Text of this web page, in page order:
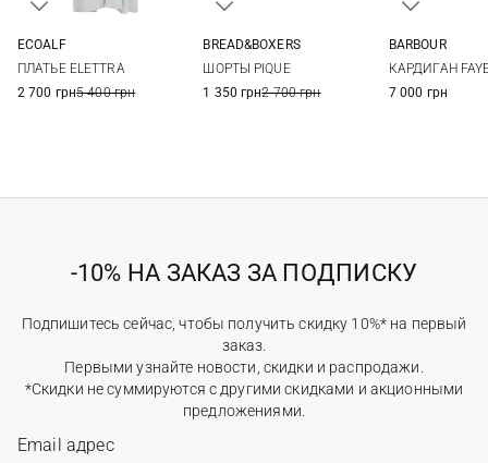
ECOALF
ПЛАТЬЕ ELETTRA
2 700 грн5 400 грн
BREAD&BOXERS
ШОРТЫ PIQUE
1 350 грн2 700 грн
BARBOUR
КАРДИГАН
7 000 грн
-10% НА ЗАКАЗ ЗА ПОДПИСКУ
Подпишитесь сейчас, чтобы получить скидку 10%* на первый
заказ.
Первыми узнайте новости, скидки и распродажи.
*Скидки не суммируются с другими скидками и акционными
предложениями.